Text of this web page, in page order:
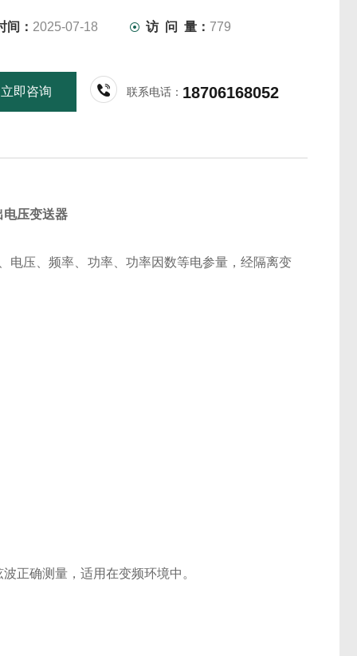
间： 2025-07-18 访 问 量： 779
立即咨询 联系电话： 18706168052
电压变送器
电压、频率、功率、功率因数等电参量，经隔离变
正确测量，适用在变频环境中。